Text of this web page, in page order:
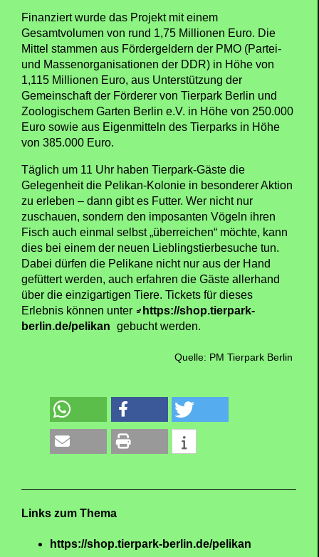
Finanziert wurde das Projekt mit einem
Gesamtvolumen von rund 1,75 Millionen Euro. Die
Mittel stammen aus Fördergeldern der PMO (Partei-
und Massenorganisationen der DDR) in Höhe von
1,115 Millionen Euro, aus Unterstützung der
Gemeinschaft der Förderer von Tierpark Berlin und
Zoologischem Garten Berlin e.V. in Höhe von 250.000
Euro sowie aus Eigenmitteln des Tierparks in Höhe
von 385.000 Euro.
Täglich um 11 Uhr haben Tierpark-Gäste die
Gelegenheit die Pelikan-Kolonie in besonderer Aktion
zu erleben – dann gibt es Futter. Wer nicht nur
zuschauen, sondern den imposanten Vögeln ihren
Fisch auch einmal selbst „überreichen“ möchte, kann
dies bei einem der neuen Lieblingstierbesuche tun.
Dabei dürfen die Pelikane nicht nur aus der Hand
gefüttert werden, auch erfahren die Gäste allerhand
über die einzigartigen Tiere. Tickets für dieses
Erlebnis können unter
https://shop.tierpark-
berlin.de/pelikan gebucht werden.
Quelle: PM Tierpark Berlin
Links zum Thema
https://shop.tierpark-berlin.de/pelikan